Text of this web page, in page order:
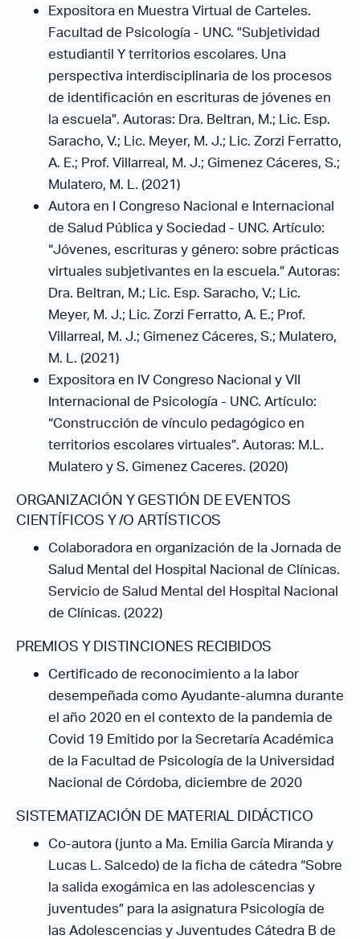
Expositora en Muestra Virtual de Carteles.
Facultad de Psicología - UNC. "Subjetividad
estudiantil Y territorios escolares. Una
perspectiva interdisciplinaria de los procesos
de identificación en escrituras de jóvenes en
la escuela”. Autoras: Dra. Beltran, M.; Lic. Esp.
Saracho, V.; Lic. Meyer, M. J.; Lic. Zorzi Ferratto,
A. E.; Prof. Villarreal, M. J.; Gimenez Cáceres, S.;
Mulatero, M. L. (2021)
Autora en I Congreso Nacional e Internacional
de Salud Pública y Sociedad - UNC. Artículo:
“Jóvenes, escrituras y género: sobre prácticas
virtuales subjetivantes en la escuela.” Autoras:
Dra. Beltran, M.; Lic. Esp. Saracho, V.; Lic.
Meyer, M. J.; Lic. Zorzi Ferratto, A. E.; Prof.
Villarreal, M. J.; Gimenez Cáceres, S.; Mulatero,
M. L. (2021)
Expositora en IV Congreso Nacional y VII
Internacional de Psicología - UNC. Artículo:
“Construcción de vínculo pedagógico en
territorios escolares virtuales”. Autoras: M.L.
Mulatero y S. Gimenez Caceres. (2020)
ORGANIZACIÓN Y GESTIÓN DE EVENTOS
CIENTÍFICOS Y /O ARTÍSTICOS
Colaboradora en organización de la Jornada de
Salud Mental del Hospital Nacional de Clínicas.
Servicio de Salud Mental del Hospital Nacional
de Clínicas. (2022)
PREMIOS Y DISTINCIONES RECIBIDOS
Certificado de reconocimiento a la labor
desempeñada como Ayudante-alumna durante
el año 2020 en el contexto de la pandemia de
Covid 19 Emitido por la Secretaría Académica
de la Facultad de Psicología de la Universidad
Nacional de Córdoba, diciembre de 2020
SISTEMATIZACIÓN DE MATERIAL DIDÁCTICO
Co-autora (junto a Ma. Emilia García Miranda y
Lucas L. Salcedo) de la ficha de cátedra “Sobre
la salida exogámica en las adolescencias y
juventudes” para la asignatura Psicología de
las Adolescencias y Juventudes Cátedra B de